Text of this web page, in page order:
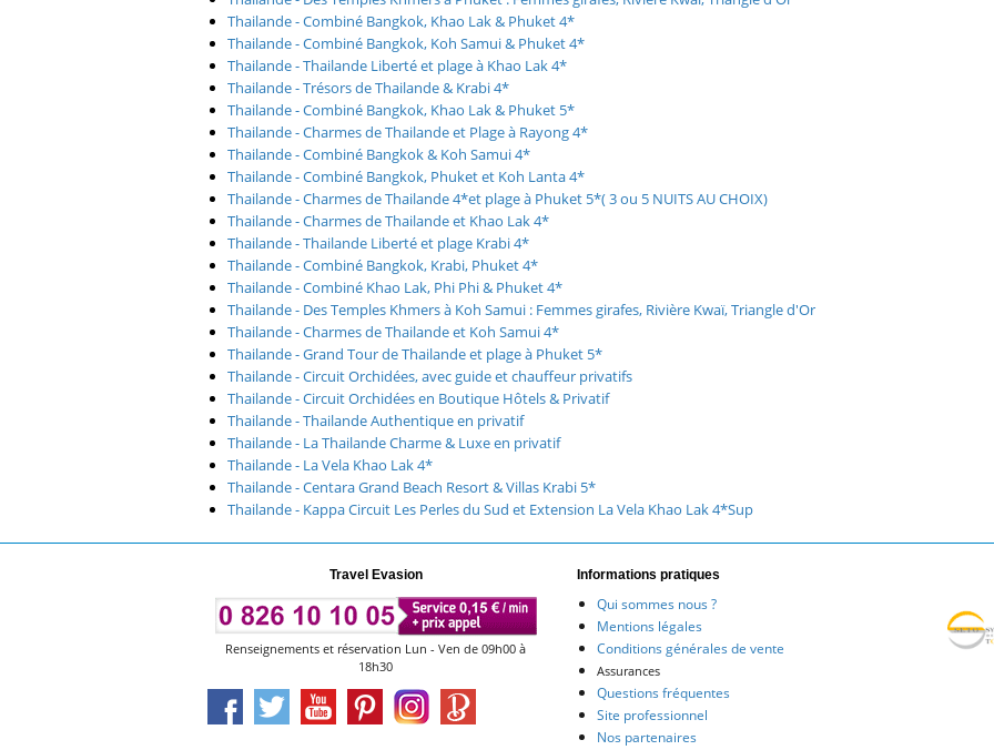
Thailande - Combiné Bangkok, Khao Lak & Phuket 4*
Thailande - Combiné Bangkok, Koh Samui & Phuket 4*
Thailande - Thailande Liberté et plage à Khao Lak 4*
Thailande - Trésors de Thailande & Krabi 4*
Thailande - Combiné Bangkok, Khao Lak & Phuket 5*
Thailande - Charmes de Thailande et Plage à Rayong 4*
Thailande - Combiné Bangkok & Koh Samui 4*
Thailande - Combiné Bangkok, Phuket et Koh Lanta 4*
Thailande - Charmes de Thailande 4*et plage à Phuket 5*( 3 ou 5 NUITS AU CHOIX)
Thailande - Charmes de Thailande et Khao Lak 4*
Thailande - Thailande Liberté et plage Krabi 4*
Thailande - Combiné Bangkok, Krabi, Phuket 4*
Thailande - Combiné Khao Lak, Phi Phi & Phuket 4*
Thailande - Des Temples Khmers à Koh Samui : Femmes girafes, Rivière Kwaï, Triangle d'Or
Thailande - Charmes de Thailande et Koh Samui 4*
Thailande - Grand Tour de Thailande et plage à Phuket 5*
Thailande - Circuit Orchidées, avec guide et chauffeur privatifs
Thailande - Circuit Orchidées en Boutique Hôtels & Privatif
Thailande - Thailande Authentique en privatif
Thailande - La Thailande Charme & Luxe en privatif
Thailande - La Vela Khao Lak 4*
Thailande - Centara Grand Beach Resort & Villas Krabi 5*
Thailande - Kappa Circuit Les Perles du Sud et Extension La Vela Khao Lak 4*Sup
Travel Evasion
Renseignements et réservation Lun - Ven de 09h00 à
18h30
Informations pratiques
Qui sommes nous ?
Mentions légales
Conditions générales de vente
Assurances
Questions fréquentes
Site professionnel
Nos partenaires